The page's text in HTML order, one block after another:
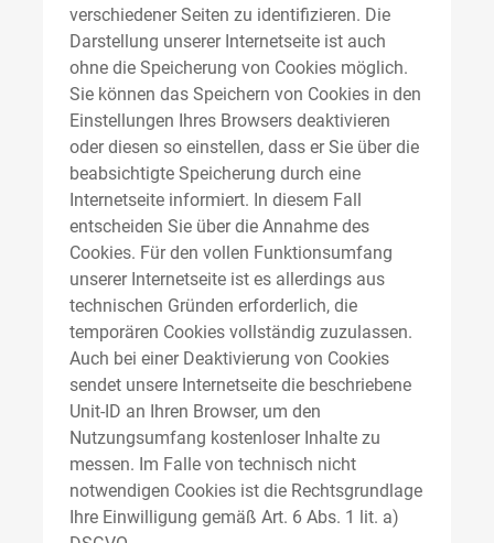
verschiedener Seiten zu identifizieren. Die
Darstellung unserer Internetseite ist auch
ohne die Speicherung von Cookies möglich.
Sie können das Speichern von Cookies in den
Einstellungen Ihres Browsers deaktivieren
oder diesen so einstellen, dass er Sie über die
beabsichtigte Speicherung durch eine
Internetseite informiert. In diesem Fall
entscheiden Sie über die Annahme des
Cookies. Für den vollen Funktionsumfang
unserer Internetseite ist es allerdings aus
technischen Gründen erforderlich, die
temporären Cookies vollständig zuzulassen.
Auch bei einer Deaktivierung von Cookies
sendet unsere Internetseite die beschriebene
Unit-ID an Ihren Browser, um den
Nutzungsumfang kostenloser Inhalte zu
messen. Im Falle von technisch nicht
notwendigen Cookies ist die Rechtsgrundlage
Ihre Einwilligung gemäß Art. 6 Abs. 1 lit. a)